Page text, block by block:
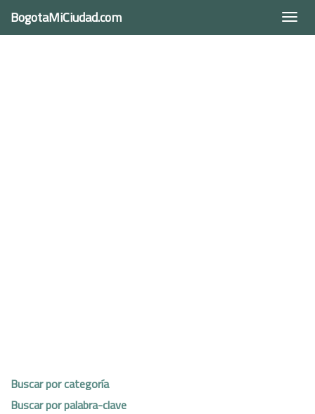
BogotaMiCiudad.com
Buscar por categoría
Buscar por palabra-clave